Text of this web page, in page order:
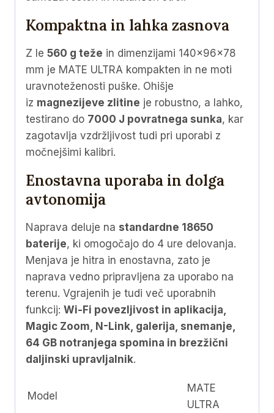
Kompaktna in lahka zasnova
Z le 560 g teže in dimenzijami 140×96×78
mm je MATE ULTRA kompakten in ne moti
uravnoteženosti puške. Ohišje
iz magnezijeve zlitine je robustno, a lahko,
testirano do 7000 J povratnega sunka, kar
zagotavlja vzdržljivost tudi pri uporabi z
močnejšimi kalibri.
Enostavna uporaba in dolga
avtonomija
Naprava deluje na standardne 18650
baterije, ki omogočajo do 4 ure delovanja.
Menjava je hitra in enostavna, zato je
naprava vedno pripravljena za uporabo na
terenu. Vgrajenih je tudi več uporabnih
funkcij: Wi-Fi povezljivost in aplikacija,
Magic Zoom, N-Link, galerija, snemanje,
64 GB notranjega spomina in brezžični
daljinski upravljalnik.
Model
MATE
ULTRA